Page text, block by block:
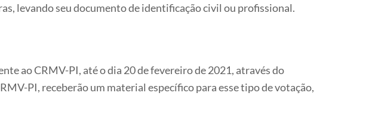
levando seu documento de identificação civil ou profissional.
ao CRMV-PI, até o dia 20 de fevereiro de 2021, através do
PI, receberão um material específico para esse tipo de votação,